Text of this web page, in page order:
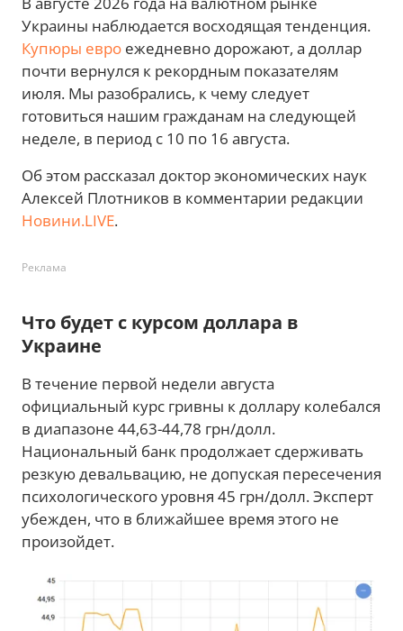
Украины наблюдается восходящая тенденция.
Купюры евро ежедневно дорожают, а доллар
почти вернулся к рекордным показателям
июля. Мы разобрались, к чему следует
готовиться нашим гражданам на следующей
неделе, в период с 10 по 16 августа.
Об этом рассказал доктор экономических наук
Алексей Плотников в комментарии редакции
Новини.LIVE.
Реклама
Что будет с курсом доллара в
Украине
В течение первой недели августа
официальный курс гривны к доллару колебался
в диапазоне 44,63-44,78 грн/долл.
Национальный банк продолжает сдерживать
резкую девальвацию, не допуская пересечения
психологического уровня 45 грн/долл. Эксперт
убежден, что в ближайшее время этого не
произойдет.